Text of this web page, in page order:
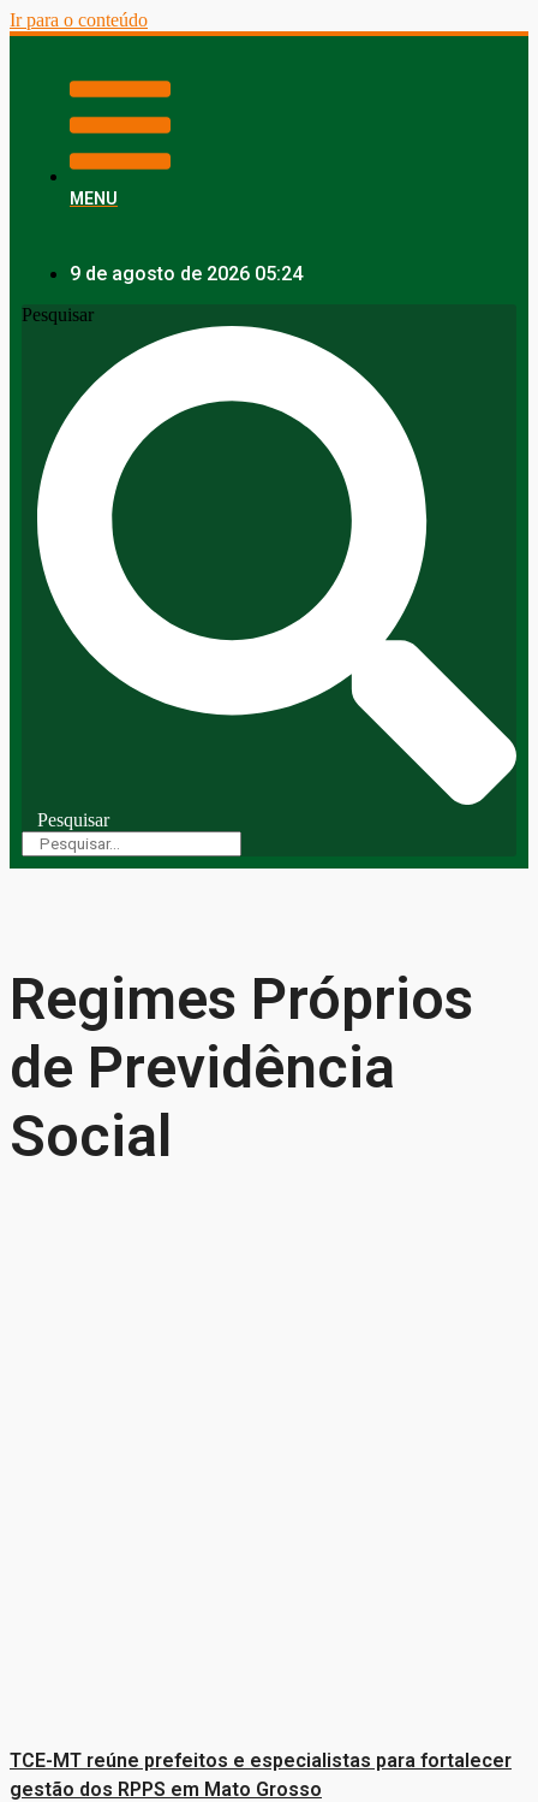
Ir para o conteúdo
MENU
9 de agosto de 2026 05:24
Pesquisar
Pesquisar
Regimes Próprios
de Previdência
Social
TCE-MT reúne prefeitos e especialistas para fortalecer
gestão dos RPPS em Mato Grosso